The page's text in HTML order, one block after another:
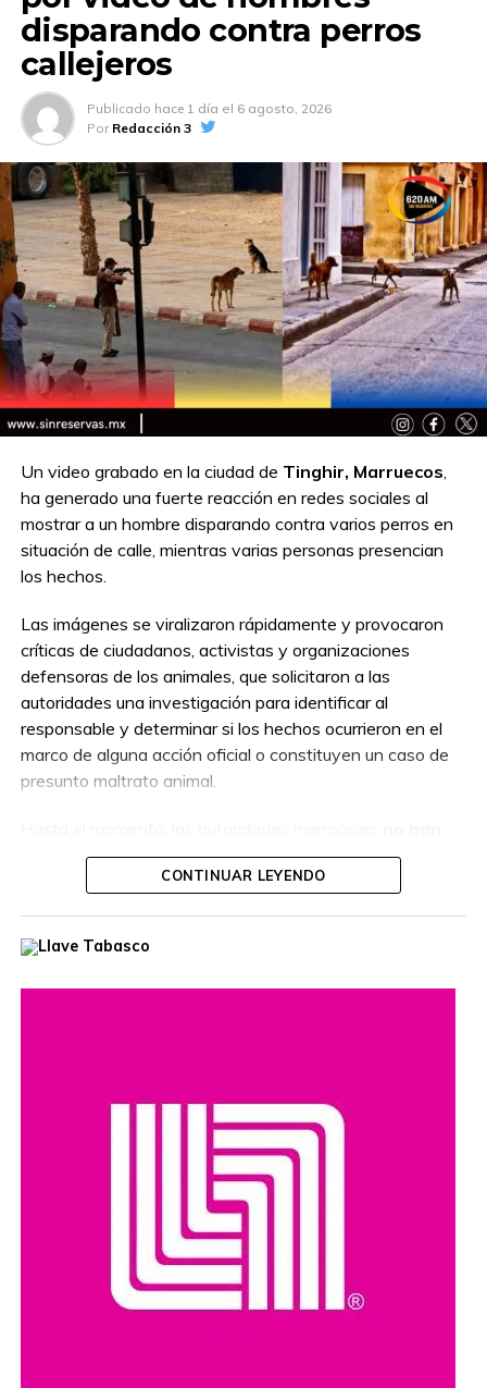
disparando contra perros
callejeros
Publicado hace 1 día el 6 agosto, 2026
Por Redacción 3
Un video grabado en la ciudad de Tinghir, Marruecos,
ha generado una fuerte reacción en redes sociales al
mostrar a un hombre disparando contra varios perros en
situación de calle, mientras varias personas presencian
los hechos.
Las imágenes se viralizaron rápidamente y provocaron
críticas de ciudadanos, activistas y organizaciones
defensoras de los animales, que solicitaron a las
autoridades una investigación para identificar al
responsable y determinar si los hechos ocurrieron en el
marco de alguna acción oficial o constituyen un caso de
presunto maltrato animal.
confirmadosi la persona que aparece en el video
actuaba como parte de un operativo autorizado o por
permanecen bajo investigación.
sacrificios masivos.
Organizaciones y ciudadanos han pedido que las
investigaciones se realicen con transparencia y que, en
caso de confirmarse irregularidades, se determinen las
responsabilidades conforme a la legislación vigente.
CONTINUAR LEYENDO